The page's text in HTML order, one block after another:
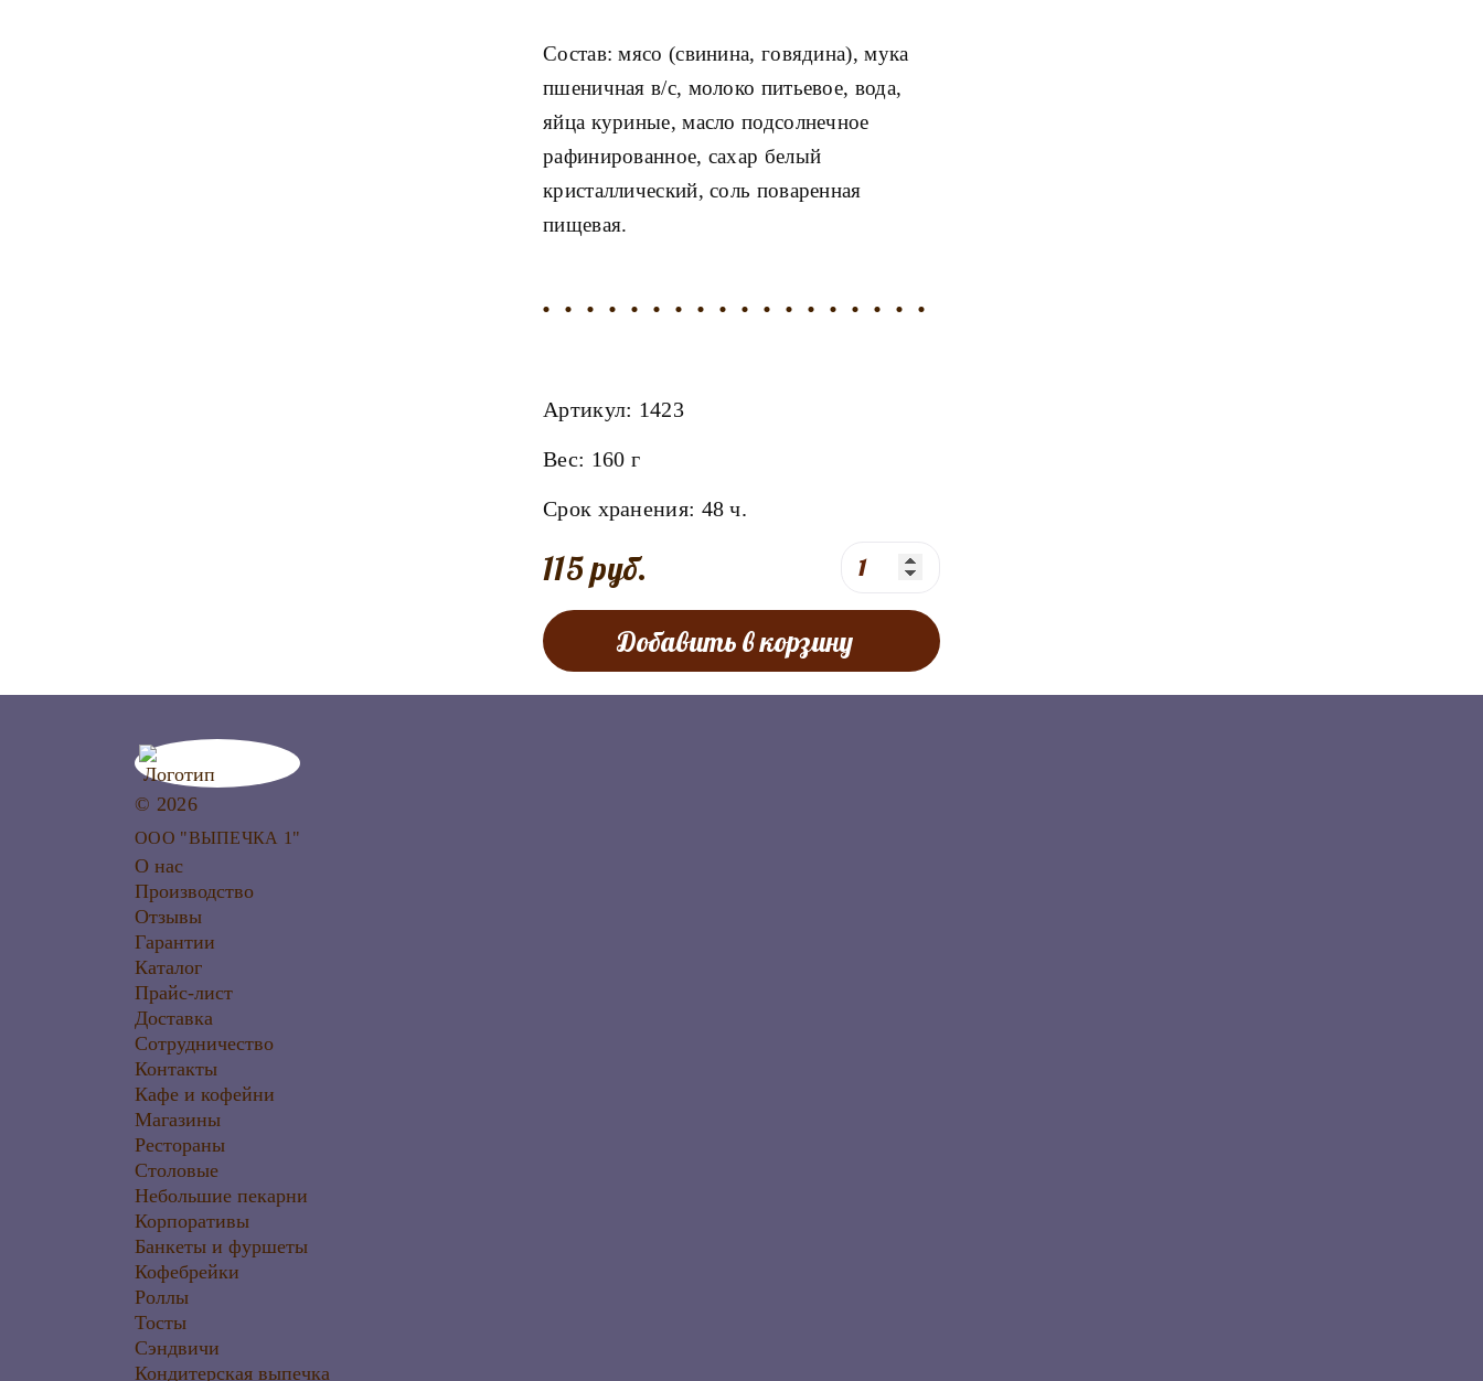
Состав: мясо (свинина, говядина), мука
пшеничная в/с, молоко питьевое, вода,
яйца куриные, масло подсолнечное
рафинированное, сахар белый
кристаллический, соль поваренная
пищевая.
Артикул: 1423
Вес: 160 г
Срок хранения: 48 ч.
115 руб.
Добавить в корзину
© 2026
ООО "ВЫПЕЧКА 1"
О нас
Производство
Отзывы
Гарантии
Каталог
Прайс-лист
Доставка
Сотрудничество
Контакты
Кафе и кофейни
Магазины
Рестораны
Столовые
Небольшие пекарни
Корпоративы
Банкеты и фуршеты
Кофебрейки
Роллы
Тосты
Сэндвичи
Кондитерская выпечка